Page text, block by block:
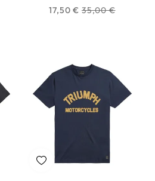
17,50 € Prix
35,00 €